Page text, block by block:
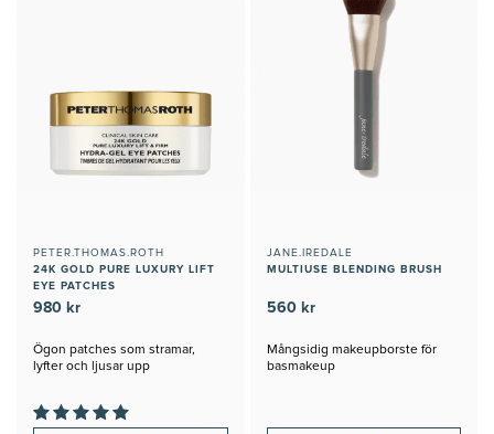
PETER.THOMAS.ROTH
24K GOLD PURE LUXURY LIFT
EYE PATCHES
980 kr
Ögon patches som stramar,
lyfter och ljusar upp
JANE.IREDALE
MULTIUSE BLENDING BRUSH
560 kr
Mångsidig makeupborste för
basmakeup